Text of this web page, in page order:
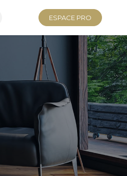
ESPACE PRO